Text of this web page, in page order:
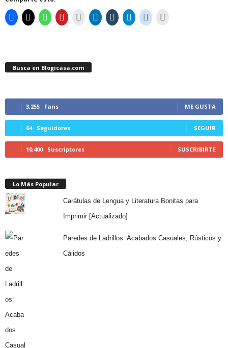
Busca en Blogicasa.com
3,255 Fans ME GUSTA
64 Seguidores SEGUIR
10,400 Suscriptores SUSCRIBIRTE
Lo Más Popular
Carátulas de Lengua y Literatura Bonitas para
Imprimir [Actualizado]
Paredes de Ladrillos: Acabados Casuales, Rústicos y
Cálidos